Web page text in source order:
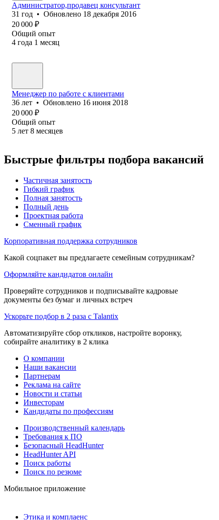
Администратор,продавец консультант
31 год • Обновлено 18 декабря 2016
20 000 ₽
Общий опыт
4 года 1 месяц
Менеджер по работе с клиентами
36 лет • Обновлено 16 июня 2018
20 000 ₽
Общий опыт
5 лет 8 месяцев
Быстрые фильтры подбора вакансий
Частичная занятость
Гибкий график
Полная занятость
Полный день
Проектная работа
Сменный график
Корпоративная поддержка сотрудников
Какой соцпакет вы предлагаете семейным сотрудникам?
Оформляйте кандидатов онлайн
Проверяйте сотрудников и подписывайте кадровые
документы без бумаг и личных встреч
Ускорьте подбор в 2 раза с Talantix
Автоматизируйте сбор откликов, настройте воронку,
собирайте аналитику в 2 клика
О компании
Наши вакансии
Партнерам
Реклама на сайте
Новости и статьи
Инвесторам
Кандидаты по профессиям
Производственный календарь
Требования к ПО
Безопасный HeadHunter
HeadHunter API
Поиск работы
Поиск по резюме
Мобильное приложение
Этика и комплаенс